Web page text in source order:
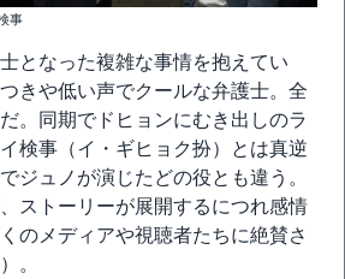
事
となった複雑な事情を抱えてい
きや低い声でクールな弁護士。全
。同期でドヒョンにむき出しのラ
検事（イ・ギヒョク扮）とは真逆
ジュノが演じたどの役とも違う。
ストーリーが展開するにつれ感情
のメディアや視聴者たちに絶賛さ
）。